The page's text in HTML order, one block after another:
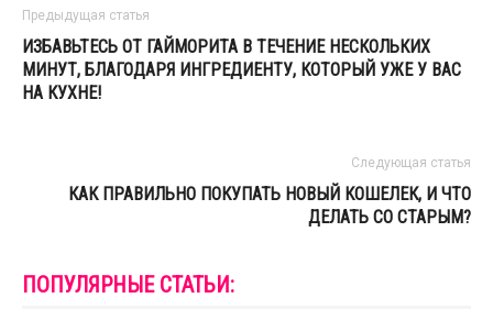
Предыдущая статья
ИЗБАВЬТЕСЬ ОТ ГАЙМОРИТА В ТЕЧЕНИЕ НЕСКОЛЬКИХ
МИНУТ, БЛАГОДАРЯ ИНГРЕДИЕНТУ, КОТОРЫЙ УЖЕ У ВАС
НА КУХНЕ!
Следующая статья
КАК ПРАВИЛЬНО ПОКУПАТЬ НОВЫЙ КОШЕЛЕК, И ЧТО
ДЕЛАТЬ СО СТАРЫМ?
ПОПУЛЯРНЫЕ СТАТЬИ: